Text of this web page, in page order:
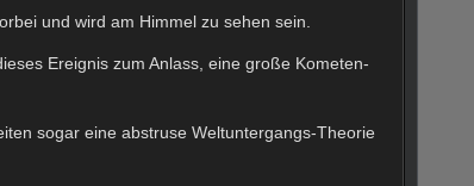
und wird am Himmel zu sehen sein.
Ereignis zum Anlass, eine große Kometen-
sogar eine abstruse Weltuntergangs-Theorie